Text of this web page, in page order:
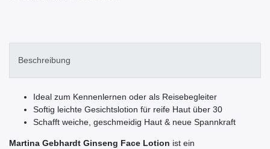
Beschreibung
Ideal zum Kennenlernen oder als Reisebegleiter
Softig leichte Gesichtslotion für reife Haut über 30
Schafft weiche, geschmeidig Haut & neue Spannkraft
Martina Gebhardt Ginseng Face Lotion ist ein